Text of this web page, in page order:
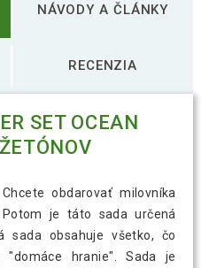
NÁVODY A ČLÁNKY
RECENZIA
SET OCEAN
obdarovať milovníka
je táto sada určená
sada obsahuje všetko, čo
hranie". Sada je